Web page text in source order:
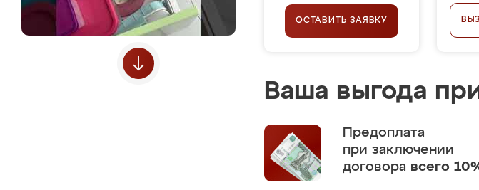
ОСТАВИТЬ ЗАЯВКУ
Ваша выгода
Предоплата
при заключении
договора всего